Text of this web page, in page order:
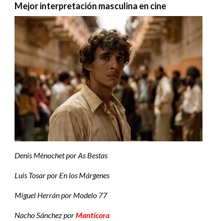
Mejor interpretación masculina en cine
Denis Mènochet por As Bestas
Luis Tosar por En los Márgenes
Miguel Herrán por Modelo 77
Nacho Sánchez porMantícora